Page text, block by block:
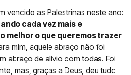
vencido as Palestrinas neste ano:
cada vez mais e
melhor o que queremos trazer
mim, aquele abraço não foi
abraço de alívio com todas. Foi
mas, graças a Deus, deu tudo